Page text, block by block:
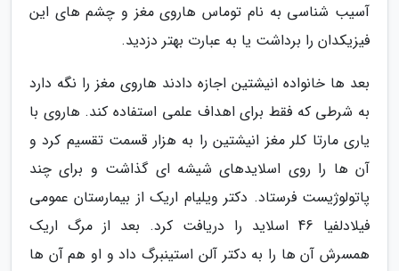
آسیب شناسی به نام توماس هاروی مغز و چشم های این
فیزیکدان را برداشت یا به عبارت بهتر دزدید.
بعد ها خانواده انیشتین اجازه دادند هاروی مغز را نگه دارد
به شرطی که فقط برای اهداف علمی استفاده کند. هاروی با
یاری مارتا کلر مغز انیشتین را به هزار قسمت تقسیم کرد و
آن ها را روی اسلایدهای شیشه ای گذاشت و برای چند
پاتولوژیست فرستاد. دکتر ویلیام اریک از بیمارستان عمومی
فیلادلفیا 46 اسلاید را دریافت کرد. بعد از مرگ اریک
همسرش آن ها را به دکتر آلن استینبرگ داد و او هم آن ها